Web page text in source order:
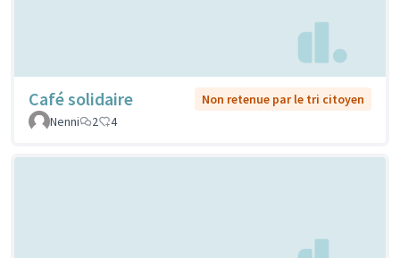
Café solidaire
Non retenue par le tri citoyen
Nenni
2 4